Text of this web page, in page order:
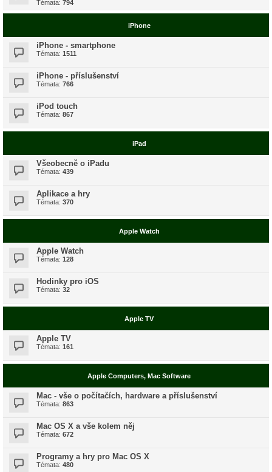
Témata: 794
iPhone
iPhone - smartphone
Témata: 1511
iPhone - příslušenství
Témata: 766
iPod touch
Témata: 867
iPad
Všeobecně o iPadu
Témata: 439
Aplikace a hry
Témata: 370
Apple Watch
Apple Watch
Témata: 128
Hodinky pro iOS
Témata: 32
Apple TV
Apple TV
Témata: 161
Apple Computers, Mac Software
Mac - vše o počítačích, hardware a příslušenství
Témata: 863
Mac OS X a vše kolem něj
Témata: 672
Programy a hry pro Mac OS X
Témata: 480